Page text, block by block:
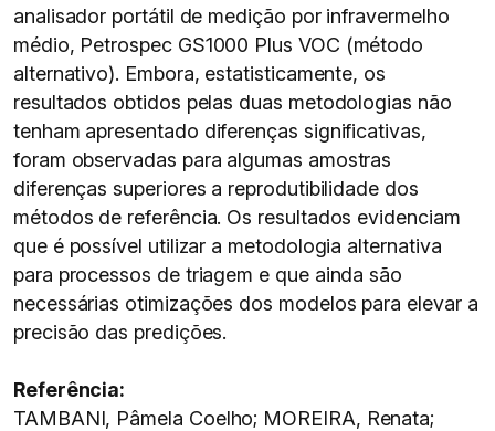
analisador portátil de medição por infravermelho
médio, Petrospec GS1000 Plus VOC (método
alternativo). Embora, estatisticamente, os
resultados obtidos pelas duas metodologias não
tenham apresentado diferenças significativas,
foram observadas para algumas amostras
diferenças superiores a reprodutibilidade dos
métodos de referência. Os resultados evidenciam
que é possível utilizar a metodologia alternativa
para processos de triagem e que ainda são
necessárias otimizações dos modelos para elevar a
precisão das predições.
Referência:
TAMBANI, Pâmela Coelho; MOREIRA, Renata;